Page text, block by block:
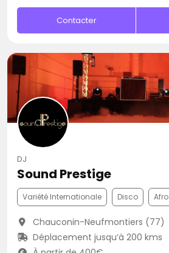
Contacter
DJ
Sound Prestige
Variété Internationale Disco Afro
Chauconin-Neufmontiers (77)
Déplacement jusqu’à 200 kms